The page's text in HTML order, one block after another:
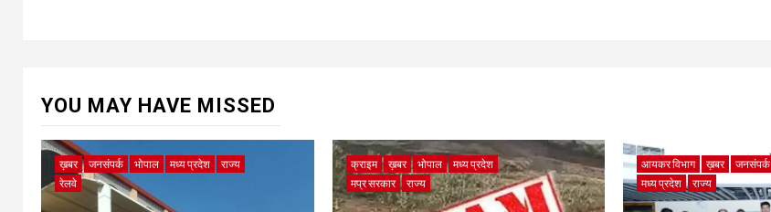
YOU MAY HAVE MISSED
ख़बर जनसंपर्क भोपाल मध्य प्रदेश
राज्य
रेलवे
क्राइम ख़बर भोपाल
मध्य प्रदेश
मप्र सरकार
राज्य
आयकर विभाग ख़बर जनसंपर्क
मध्य प्रदेश
राज्य